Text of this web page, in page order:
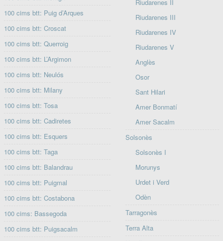
100 cims btt: Puig d’Arques
100 cims btt: Croscat
100 cims btt: Querroig
100 cims btt: L’Argimon
100 cims btt: Neulós
100 cims btt: Milany
100 cims btt: Tosa
100 cims btt: Cadiretes
100 cims btt: Esquers
100 cims btt: Taga
100 cims btt: Balandrau
100 cims btt: Puigmal
100 cims btt: Costabona
100 cims: Bassegoda
100 cims btt: Puigsacalm
Riudarenes II
Riudarenes III
Riudarenes IV
Riudarenes V
Anglès
Osor
Sant Hilari
Amer Bonmatí
Amer Sacalm
Solsonès
Solsonès I
Morunys
Urdet i Verd
Odèn
Tarragonès
Terra Alta